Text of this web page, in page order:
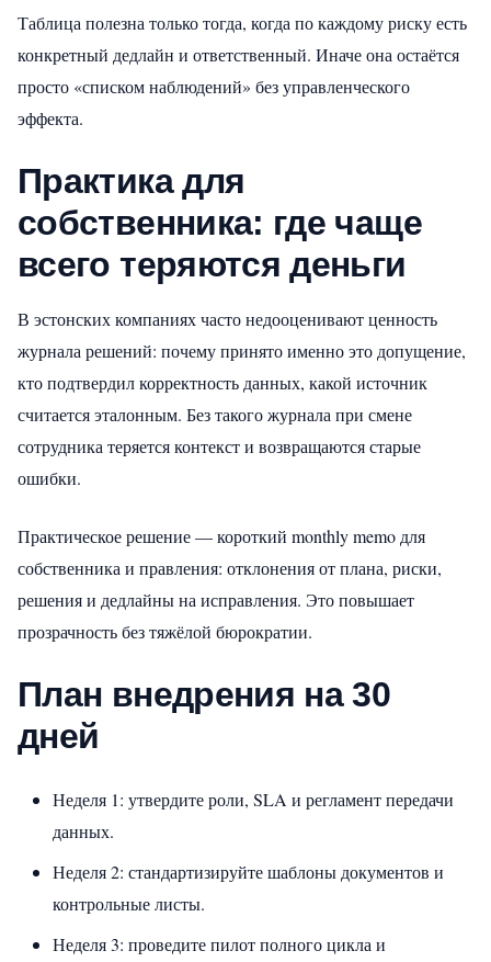
Таблица полезна только тогда, когда по каждому риску есть
конкретный дедлайн и ответственный. Иначе она остаётся
просто «списком наблюдений» без управленческого
эффекта.
Практика для
собственника: где чаще
всего теряются деньги
В эстонских компаниях часто недооценивают ценность
журнала решений: почему принято именно это допущение,
кто подтвердил корректность данных, какой источник
считается эталонным. Без такого журнала при смене
сотрудника теряется контекст и возвращаются старые
ошибки.
Практическое решение — короткий monthly memo для
собственника и правления: отклонения от плана, риски,
решения и дедлайны на исправления. Это повышает
прозрачность без тяжёлой бюрократии.
План внедрения на 30
дней
Неделя 1: утвердите роли, SLA и регламент передачи
данных.
Неделя 2: стандартизируйте шаблоны документов и
контрольные листы.
Неделя 3: проведите пилот полного цикла и